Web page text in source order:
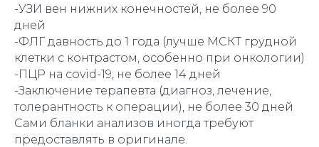
-УЗИ вен нижних конечностей, не более 90
дней
-ФЛГ давность до 1 года (лучше МСКТ грудной
клетки с контрастом, особенно при онкологии)
-ПЦР на covid-19, не более 14 дней
-Заключение терапевта (диагноз, лечение,
толерантность к операции), не более 30 дней
Сами бланки анализов иногда требуют
предоставлять в оригинале.